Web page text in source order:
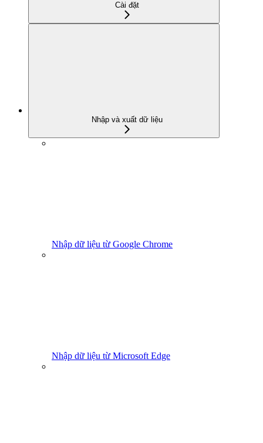
Cài đặt
Nhập và xuất dữ liệu
Nhập dữ liệu từ Google Chrome
Nhập dữ liệu từ Microsoft Edge